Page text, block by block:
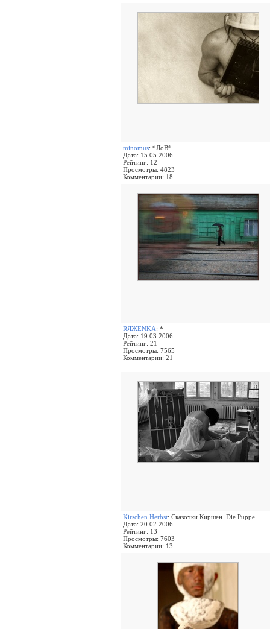
minomus: *ЛоВ*
Дата: 15.05.2006
Рейтинг: 12
Просмотры: 4823
Комментарии: 18
RЯЖENKA: *
Дата: 19.03.2006
Рейтинг: 21
Просмотры: 7565
Комментарии: 21
Kirschen Herbst: Сказочки Киршен. Die Puppe
Дата: 20.02.2006
Рейтинг: 13
Просмотры: 7603
Комментарии: 13